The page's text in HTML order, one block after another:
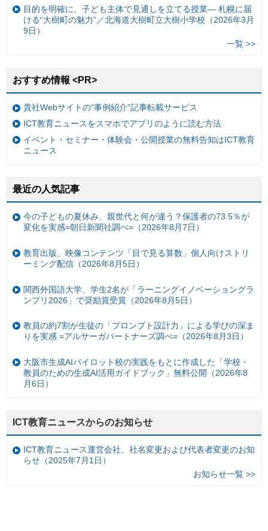
目的を明確に、子ども主体で見通しを立てる授業— 札幌に届
ける“大樹町の魅力”／北海道大樹町立大樹小学校（2026年3月
9日）
一覧 >>
おすすめ情報 <PR>
貴社Webサイトの“事例紹介”記事転載サービス
ICT教育ニュースをスマホでアプリのように読む方法
イベント・セミナー・体験会・公開授業の無料告知はICT教育
ニュース
最近の人気記事
今の子どもの夏休み、親世代と何が違う？保護者の73.5％が
変化を実感=朝日新聞社調べ=（2026年8月7日）
教育出版、映像コンテンツ「目で見る算数」個人向けストリ
ーミング配信（2026年8月5日）
関西外国語大学、学生2名が「ラーニングイノベーショングラ
ンプリ2026」で奨励賞受賞（2026年8月5日）
教員の約7割が生徒の「プロンプト設計力」による学びの深ま
りを実感 =アルサーガパートナーズ調べ=（2026年8月3日）
大阪市生成AIパイロット校の実践をもとに作成した「学校・
教員のための生成AI活用ガイドブック」無料公開（2026年8
月6日）
ICT教育ニュースからのお知らせ
ICT教育ニュース運営会社、社名変更および代表者変更のお知
らせ（2025年7月1日）
お知らせ一覧 >>